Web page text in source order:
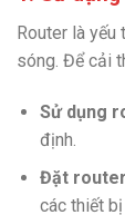
Router là yếu
sóng. Để cải
Sử dụng
định.
Đặt
các thiết